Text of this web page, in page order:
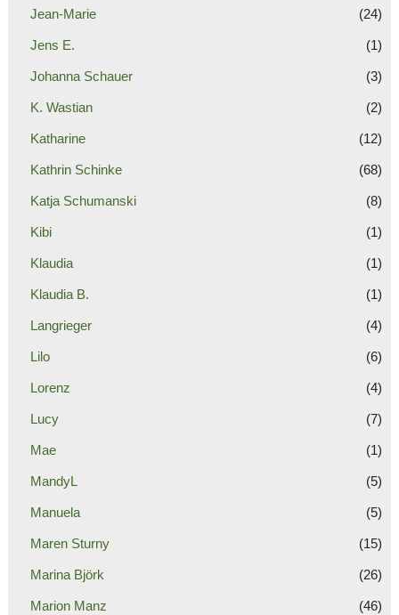
Jean-Marie (24)
Jens E. (1)
Johanna Schauer (3)
K. Wastian (2)
Katharine (12)
Kathrin Schinke (68)
Katja Schumanski (8)
Kibi (1)
Klaudia (1)
Klaudia B. (1)
Langrieger (4)
Lilo (6)
Lorenz (4)
Lucy (7)
Mae (1)
MandyL (5)
Manuela (5)
Maren Sturny (15)
Marina Björk (26)
Marion Manz (46)